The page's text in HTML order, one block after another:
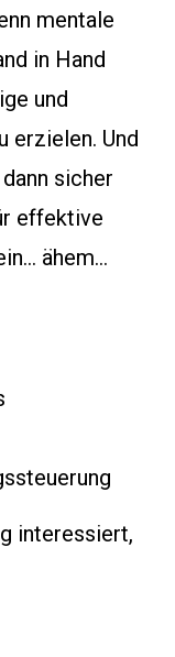
mentale
in Hand
und
erzielen. Und
sicher
effektive
ähem…
interessiert,